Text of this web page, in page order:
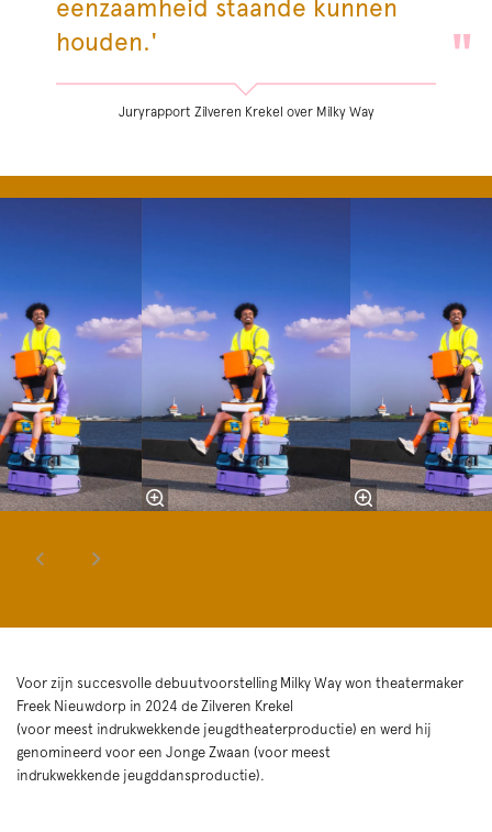
eenzaamheid staande kunnen
houden.'
Juryrapport Zilveren Krekel over Milky Way
Voor zijn succesvolle debuutvoorstelling Milky Way won theatermaker
Freek Nieuwdorp in 2024 de Zilveren Krekel
(voor meest indrukwekkende jeugdtheaterproductie) en werd hij
genomineerd voor een Jonge Zwaan (voor meest
indrukwekkende jeugddansproductie).